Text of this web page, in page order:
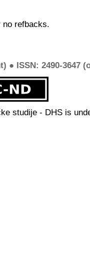
no refbacks.
● ISSN: 2490-3647
studije - DHS is